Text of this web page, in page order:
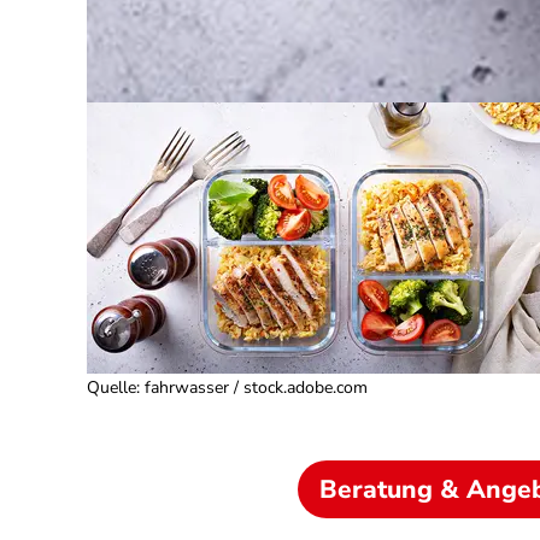
Quelle: fahrwasser / stock.adobe.com
Beratung &